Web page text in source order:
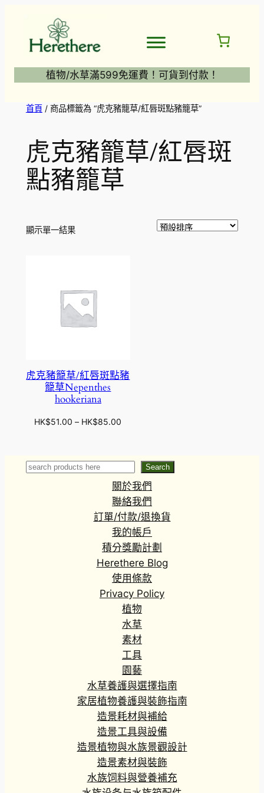
植物/水草滿599免運費！可貨到付款！
首頁/ 商品標籤為 “虎克豬籠草/紅唇斑點豬籠草”
虎克豬籠草/紅唇斑
點豬籠草
顯示單一結果
虎克豬籠草/紅唇斑點豬
籠草Nepenthes
hookeriana
HK$51.00 – HK$85.00
圍
：
H
K
$
5
1
.
0
0
到
H
K
$
8
5
.
0
0
Search Search
關於我們
聯絡我們
訂單/付款/退換貨
我的帳戶
積分獎勵計劃
Herethere Blog
使用條款
Privacy Policy
植物
水草
素材
工具
園藝
水草養護與選擇指南
家居植物養護與裝飾指南
造景耗材與補給
造景工具與設備
造景植物與水族景觀設計
造景素材與裝飾
水族饲料與營養補充